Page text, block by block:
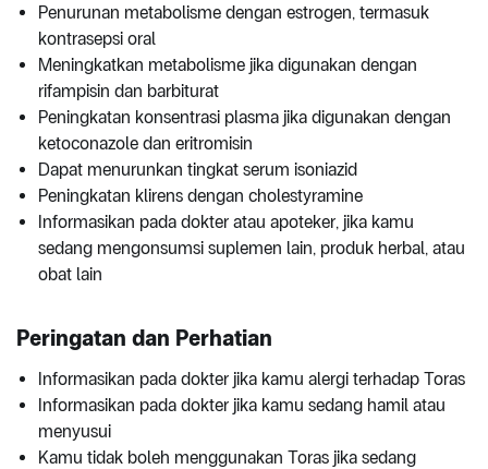
Penurunan metabolisme dengan estrogen, termasuk
kontrasepsi oral
Meningkatkan metabolisme jika digunakan dengan
rifampisin dan barbiturat
Peningkatan konsentrasi plasma jika digunakan dengan
ketoconazole dan eritromisin
Dapat menurunkan tingkat serum isoniazid
Peningkatan klirens dengan cholestyramine
Informasikan pada dokter atau apoteker, jika kamu
sedang mengonsumsi suplemen lain, produk herbal, atau
obat lain
Peringatan dan Perhatian
Informasikan pada dokter jika kamu alergi terhadap Toras
Informasikan pada dokter jika kamu sedang hamil atau
menyusui
Kamu tidak boleh menggunakan Toras jika sedang